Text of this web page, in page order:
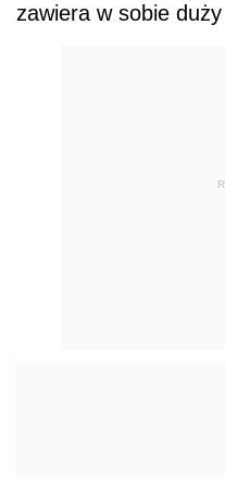
zawiera w sobie